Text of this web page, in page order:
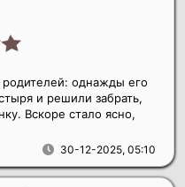
30-12-2025, 05:10
однажды его
и решили забрать,
Вскоре стало ясно,